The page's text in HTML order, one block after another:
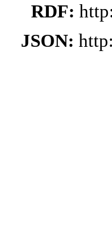
RDF:
JSON: